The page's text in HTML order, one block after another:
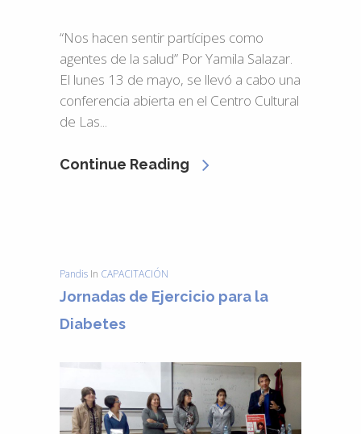
“Nos hacen sentir partícipes como
agentes de la salud” Por Yamila Salazar.
El lunes 13 de mayo, se llevó a cabo una
conferencia abierta en el Centro Cultural
de Las...
Continue Reading
Pandis In CAPACITACIÓN
Jornadas de Ejercicio para la
Diabetes